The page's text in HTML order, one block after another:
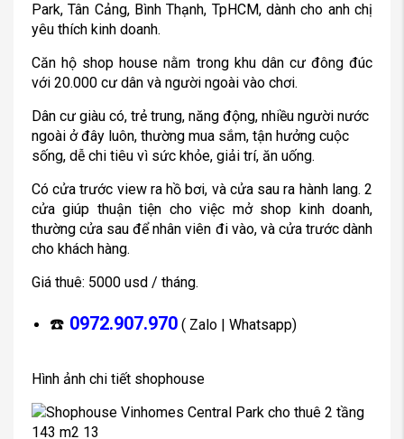
Park, Tân Cảng, Bình Thạnh, TpHCM, dành cho anh chị
yêu thích kinh doanh.
Căn hộ shop house nằm trong khu dân cư đông đúc
với 20.000 cư dân và người ngoài vào chơi.
Dân cư giàu có, trẻ trung, năng động, nhiều người nước
ngoài ở đây luôn, thường mua sắm, tận hưởng cuộc
sống, dễ chi tiêu vì sức khỏe, giải trí, ăn uống.
Có cửa trước view ra hồ bơi, và cửa sau ra hành lang. 2
cửa giúp thuận tiện cho việc mở shop kinh doanh,
thường cửa sau để nhân viên đi vào, và cửa trước dành
cho khách hàng.
Giá thuê: 5000 usd / tháng.
☎️ 0972.907.970 ( Zalo | Whatsapp)
Hình ảnh chi tiết shophouse